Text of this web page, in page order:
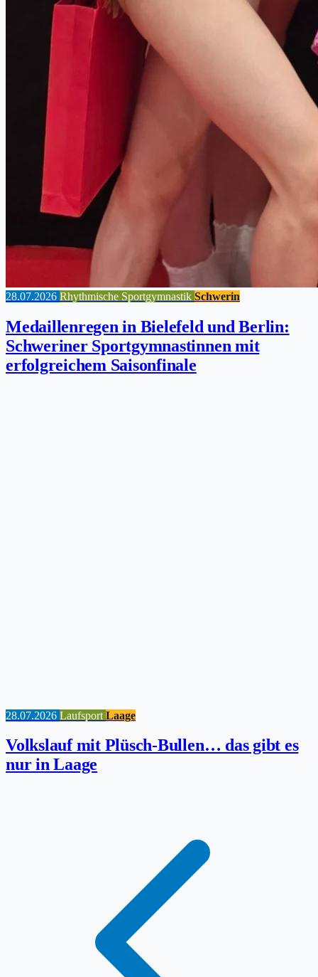
28.07.2026 Rhythmische Sportgymnastik Schwerin
Medaillenregen in Bielefeld und Berlin:
Schweriner Sportgymnastinnen mit
erfolgreichem Saisonfinale
28.07.2026 Laufsport Laage
Volkslauf mit Plüsch-Bullen… das gibt es
nur in Laage